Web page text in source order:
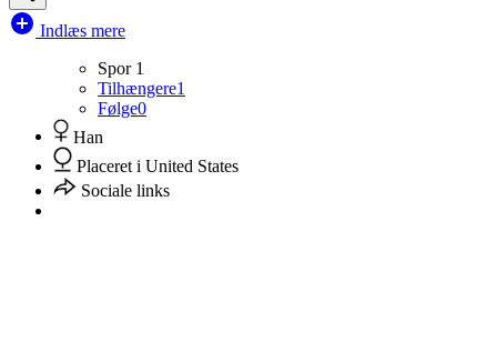
Indlæs mere
Spor 1
Tilhængere1
Følge0
Han
Placeret i United States
Sociale links